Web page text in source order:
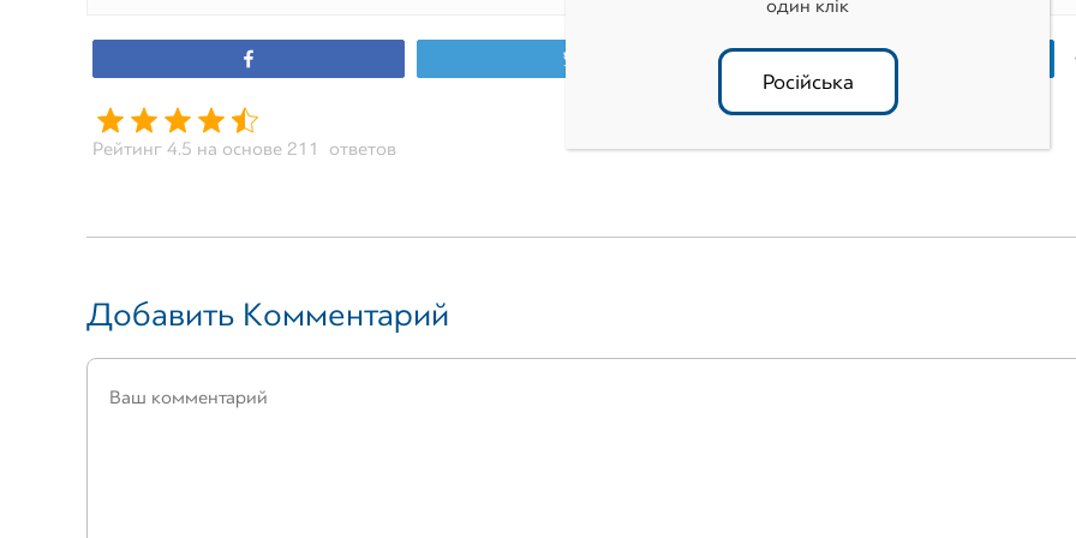
Рейтинг 4.5 на основе 211 ответов
Добавить Комментарий
один клік
Російська